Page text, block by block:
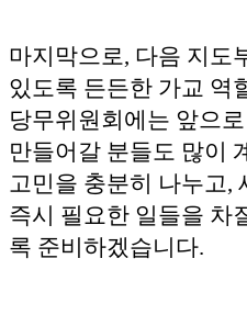
마지막으로, 다음 지도
있도록 든든한 가교 역
당무위원회에는 앞으
만들어갈 분들도 많이
고민을 충분히 나누고,
즉시 필요한 일들을 차
록 준비하겠습니다.